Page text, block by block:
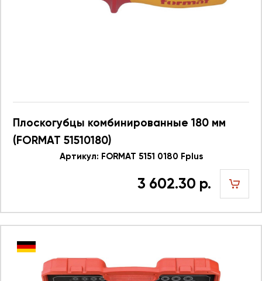
Плоскогубцы комбинированные 180 мм
(FORMAT 51510180)
Артикул: FORMAT 5151 0180 Fplus
3 602.30 р.